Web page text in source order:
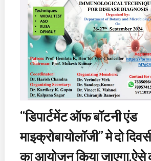
“डिपार्टमेंट ऑफ बॉटनी एंड
माइक्रोबायोलॉजी” मे दो
का आयोजन किया जाएगा,ऐसे